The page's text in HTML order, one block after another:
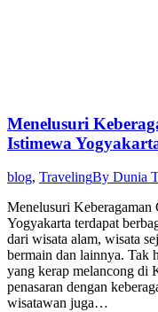
Menelusuri
Istimewa
blog, TravelingBy Dunia
Menelusuri
Yogyakarta terdapat
dari wisata alam, wisata
bermain dan lainnya. Tak
yang kerap melancong di
penasaran dengan
wisatawan juga…